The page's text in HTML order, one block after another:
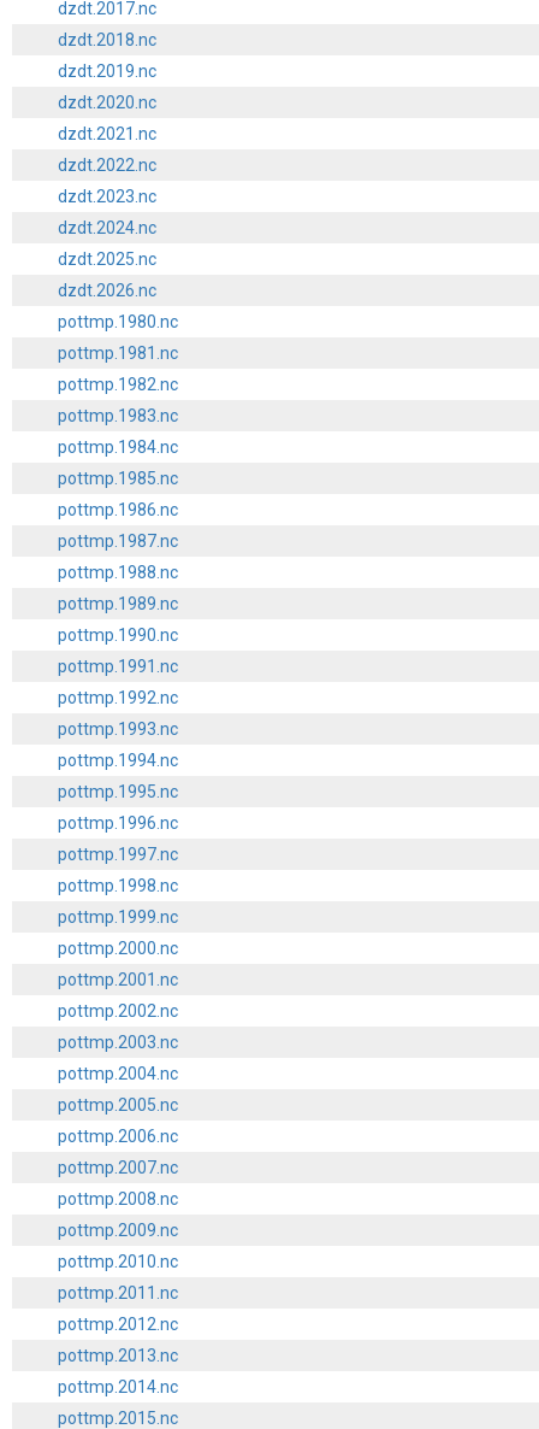
dzdt.2017.nc
dzdt.2018.nc
dzdt.2019.nc
dzdt.2020.nc
dzdt.2021.nc
dzdt.2022.nc
dzdt.2023.nc
dzdt.2024.nc
dzdt.2025.nc
dzdt.2026.nc
pottmp.1980.nc
pottmp.1981.nc
pottmp.1982.nc
pottmp.1983.nc
pottmp.1984.nc
pottmp.1985.nc
pottmp.1986.nc
pottmp.1987.nc
pottmp.1988.nc
pottmp.1989.nc
pottmp.1990.nc
pottmp.1991.nc
pottmp.1992.nc
pottmp.1993.nc
pottmp.1994.nc
pottmp.1995.nc
pottmp.1996.nc
pottmp.1997.nc
pottmp.1998.nc
pottmp.1999.nc
pottmp.2000.nc
pottmp.2001.nc
pottmp.2002.nc
pottmp.2003.nc
pottmp.2004.nc
pottmp.2005.nc
pottmp.2006.nc
pottmp.2007.nc
pottmp.2008.nc
pottmp.2009.nc
pottmp.2010.nc
pottmp.2011.nc
pottmp.2012.nc
pottmp.2013.nc
pottmp.2014.nc
pottmp.2015.nc